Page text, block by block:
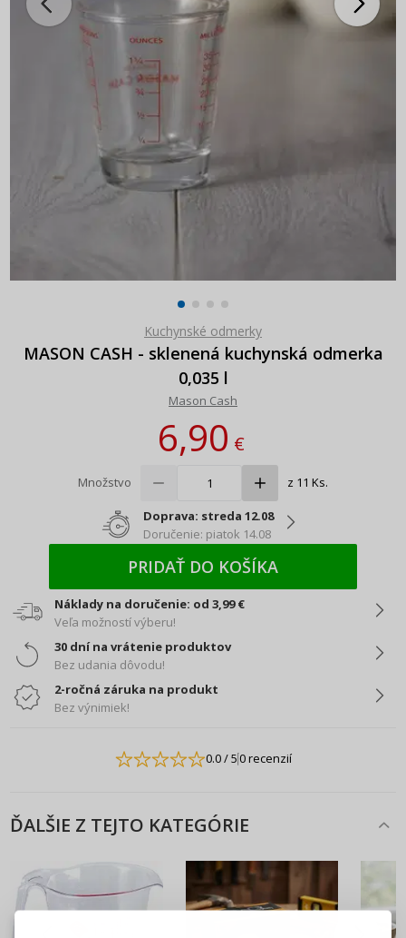
Kuchynské odmerky
MASON CASH - sklenená kuchynská odmerka
0,035 l
Mason Cash
6,90€
Množstvo z 11 Ks.
Doprava: streda 12.08
Doručenie: piatok 14.08
PRIDAŤ DO KOŠÍKA
Náklady na doručenie: od 3,99 €
Veľa možností výberu!
30 dní na vrátenie produktov
Bez udania dôvodu!
2-ročná záruka na produkt
Bez výnimiek!
0.0/ 50 recenzií
ĎALŠIE Z TEJTO KATEGÓRIE
PRIHLÁSENIE REGISTRÁCIA